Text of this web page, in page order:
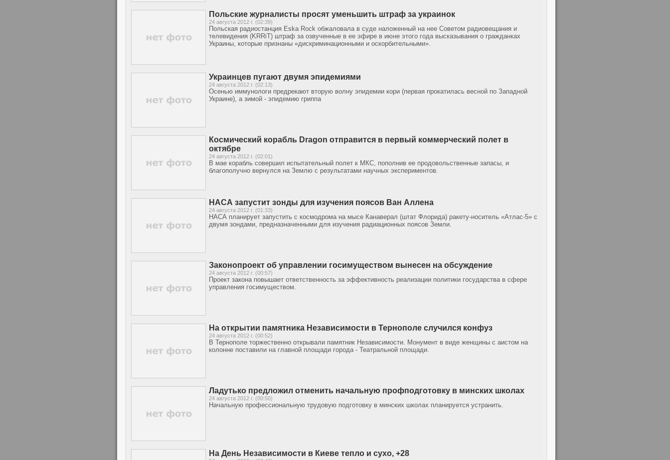
Польские журналисты просят уменьшить штраф за украинок
24 августа 2012 г. (02:39)
Польская радиостанция Eska Rock обжаловала в суде наложенный на нее Советом радиовещания и
телевидения (KRRiT) штраф за озвученные в ее эфире в июне этого года высказывания о гражданках
Украины, которые признаны «дискриминационными и оскорбительными».
Украинцев пугают двумя эпидемиями
24 августа 2012 г. (02:13)
Осенью иммунологи предрекают вторую волну эпидемии кори (первая прокатилась весной по Западной
Украине), а зимой - эпидемию гриппа
Космический корабль Dragon отправится в первый коммерческий полет в
октябре
24 августа 2012 г. (02:01)
В мае корабль совершил испытательный полет к МКС, пополнив ее продовольственные запасы, и
благополучно вернулся на Землю с результатами научных экспериментов.
НАСА запустит зонды для изучения поясов Ван Аллена
24 августа 2012 г. (01:33)
НАСА планирует запустить с космодрома на мысе Канаверал (штат Флорида) ракету-носитель «Атлас-5» с
двумя зондами, предназначенными для изучения радиационных поясов Земли.
Законопроект об управлении госимуществом вынесен на обсуждение
24 августа 2012 г. (00:57)
Проект закона повышает ответственность за эффективность реализации политики государства в сфере
управления госимуществом.
На открытии памятника Независимости в Тернополе случился конфуз
24 августа 2012 г. (00:52)
В Тернополе торжественно открывали памятник Независимости. Монумент в виде женщины с аистом на
колонне поставили на главной площади города - Театральной площади.
Ладутько предложил отменить начальную профподготовку в минских школах
24 августа 2012 г. (00:50)
Начальную профессиональную трудовую подготовку в минских школах планируется устранить.
На День Независимости в Киеве тепло и сухо, +28